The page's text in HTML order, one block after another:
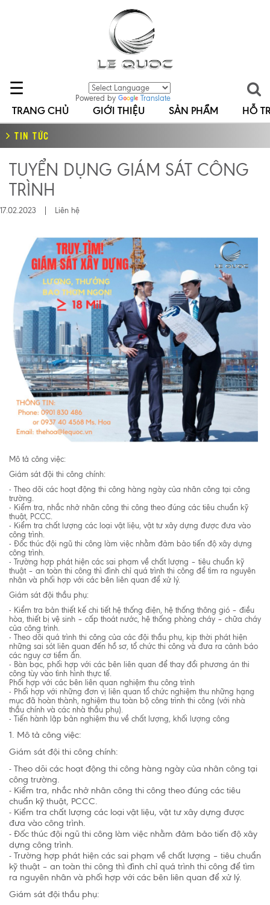
☰ Powered by Translate
TRANG CHỦ GIỚI THIỆU SẢN PHẨM HỖ
TIN TỨC
TUYỂN DỤNG GIÁM SÁT CÔNG
TRÌNH
17.02.2023 | Liên hệ
Mô tả công việc:
Giám sát đội thi công chính:
- Theo dõi các hoạt động thi công hàng ngày của nhân công tại công
trường.
- Kiểm tra, nhắc nhở nhân công thi công theo đúng các tiêu chuẩn kỹ
thuật, PCCC.
- Kiểm tra chất lượng các loại vật liệu, vật tư xây dựng được đưa vào
công trình.
- Đốc thúc đội ngũ thi công làm việc nhằm đảm bảo tiến độ xây dựng
công trình.
- Trường hợp phát hiện các sai phạm về chất lượng – tiêu chuẩn kỹ
thuật – an toàn thi công thì đình chỉ quá trình thi công để tìm ra nguyên
nhân và phối hợp với các bên liên quan để xử lý.
Giám sát đội thầu phụ:
- Kiểm tra bản thiết kế chi tiết hệ thống điện, hệ thống thông gió – điều
hòa, thiết bị vệ sinh – cấp thoát nước, hệ thống phòng cháy – chữa cháy
của công trình.
- Theo dõi quá trình thi công của các đội thầu phụ, kịp thời phát hiện
những sai sót liên quan đến hồ sơ, tổ chức thi công và đưa ra cảnh báo
các nguy cơ tiềm ẩn.
- Bàn bạc, phối hợp với các bên liên quan để thay đổi phương án thi
công tùy vào tình hình thực tế.
Phối hợp với các bên liên quan nghiệm thu công trình
- Phối hợp với những đơn vị liên quan tổ chức nghiệm thu những hạng
mục đã hoàn thành, nghiệm thu toàn bộ công trình thi công (với nhà
thầu chính và các nhà thầu phụ).
- Tiến hành lập bản nghiệm thu về chất lượng, khối lượng công
1. Mô tả công việc:
Giám sát đội thi công chính:
- Theo dõi các hoạt động thi công hàng ngày của nhân công tại
công trường.
- Kiểm tra, nhắc nhở nhân công thi công theo đúng các tiêu
chuẩn kỹ thuật, PCCC.
- Kiểm tra chất lượng các loại vật liệu, vật tư xây dựng được
đưa vào công trình.
- Đốc thúc đội ngũ thi công làm việc nhằm đảm bảo tiến độ xây
dựng công trình.
- Trường hợp phát hiện các sai phạm về chất lượng – tiêu chuẩn
kỹ thuật – an toàn thi công thì đình chỉ quá trình thi công để tìm
ra nguyên nhân và phối hợp với các bên liên quan để xử lý.
Giám sát đội thầu phụ: